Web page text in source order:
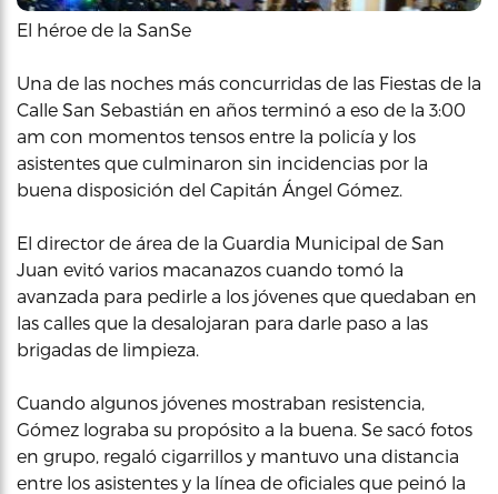
El héroe de la SanSe
Una de las noches más concurridas de las Fiestas de la
Calle San Sebastián en años terminó a eso de la 3:00
am con momentos tensos entre la policía y los
asistentes que culminaron sin incidencias por la
buena disposición del Capitán Ángel Gómez.
El director de área de la Guardia Municipal de San
Juan evitó varios macanazos cuando tomó la
avanzada para pedirle a los jóvenes que quedaban en
las calles que la desalojaran para darle paso a las
brigadas de limpieza.
Cuando algunos jóvenes mostraban resistencia,
Gómez lograba su propósito a la buena. Se sacó fotos
en grupo, regaló cigarrillos y mantuvo una distancia
entre los asistentes y la línea de oficiales que peinó la